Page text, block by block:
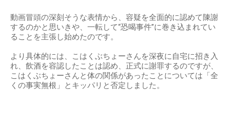
動画冒頭の深刻そうな表情から、容疑を全面的に認めて陳謝
するのかと思いきや、一転して“恐喝事件”に巻き込まれてい
ることを主張し始めたのです。
より具体的には、こはくぶちょーさんを深夜に自宅に招き入
れ、飲酒を容認したことは認め、正式に謝罪するのですが、
こはくぶちょーさんと体の関係があったことについては「全
くの事実無根」とキッパリと否定しました。